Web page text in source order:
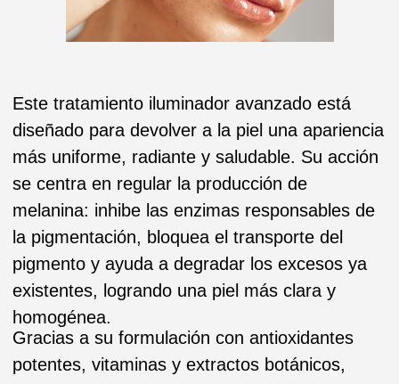
PROTOCOLO:
Se realiza una limpieza para eliminar
impurezas, maquillaje y residuos según el tipo
de piel. Posteriormente, se tonifica y prepara la
piel para facilitar la apertura de poros y disolver
se centra en regular la producción de
melanina: inhibe las enzimas responsables de
homogénea.
Gracias a su formulación con antioxidantes
potentes, vitaminas y extractos botánicos,
protege contra el daño solar y el estrés
oxidativo, al mismo tiempo que fortalece la
barrera cutánea y mejora la elasticidad. Es
apto para todo tipo de piel, incluso las más
sensibles, y está libre de componentes
agresivos.